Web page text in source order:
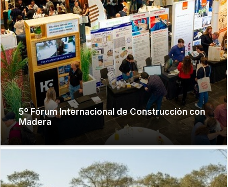
5º Fórum Internacional de Construcción con
Madera